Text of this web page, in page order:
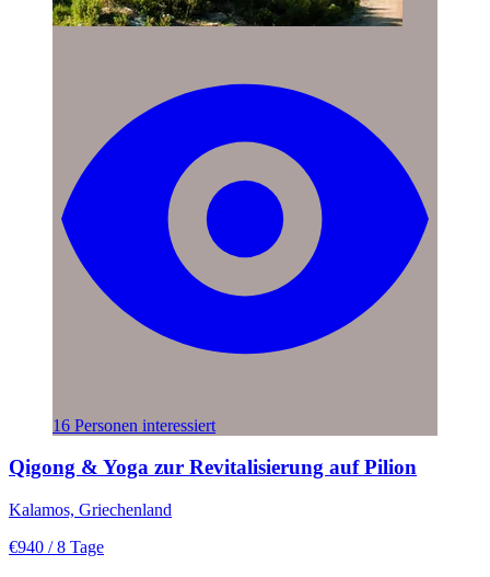
16 Personen interessiert
Qigong & Yoga zur Revitalisierung auf Pilion
Kalamos, Griechenland
€940 / 8 Tage